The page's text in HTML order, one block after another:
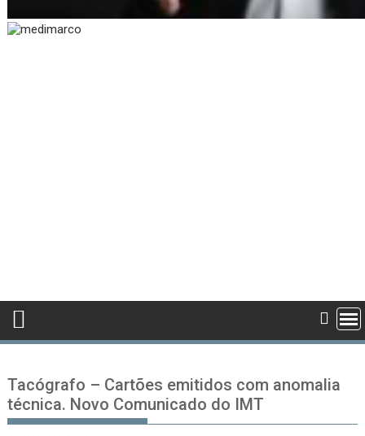
Tacógrafo – Cartões emitidos com anomalia
técnica. Novo Comunicado do IMT